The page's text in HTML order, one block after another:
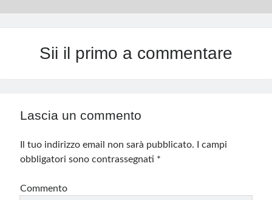
Sii il primo a commentare
Lascia un commento
Il tuo indirizzo email non sarà pubblicato.
I campi
obbligatori sono contrassegnati *
Commento